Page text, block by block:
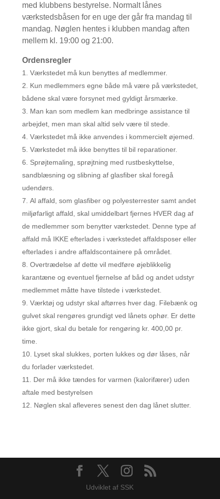
med klubbens bestyrelse. Normalt lånes
værkstedsbåsen for en uge der går fra mandag til
mandag. Nøglen hentes i klubben mandag aften
mellem kl. 19:00 og 21:00.
Ordensregler
Værkstedet må kun benyttes af medlemmer.
Kun medlemmers egne både må være på værkstedet,
bådene skal være forsynet med gyldigt årsmærke.
Man kan som medlem kan medbringe assistance til
arbejdet, men man skal altid selv være til stede.
Værkstedet må ikke anvendes i kommercielt øjemed.
Værkstedet må ikke benyttes til bil reparationer.
Sprøjtemaling, sprøjtning med rustbeskyttelse,
sandblæsning og slibning af glasfiber skal foregå
udendørs.
Al affald, som glasfiber og polyesterrester samt andet
miljøfarligt affald, skal umiddelbart fjernes HVER dag af
de medlemmer som benytter værkstedet. Denne type af
affald må IKKE efterlades i værkstedet affaldsposer eller
efterlades i andre affaldscontainere på området.
Overtrædelse af dette vil medføre øjeblikkelig
karantæne og eventuel fjernelse af båd og andet udstyr
medlemmet måtte have tilstede i værkstedet.
Værktøj og udstyr skal aftørres hver dag. Filebænk og
gulvet skal rengøres grundigt ved lånets ophør. Er dette
ikke gjort, skal du betale for rengøring kr. 400,00 pr.
time.
Lyset skal slukkes, porten lukkes og dør låses, når
du forlader værkstedet.
Der må ikke tændes for varmen (kalorifærer) uden
aftale med bestyrelsen
Nøglen skal afleveres senest den dag lånet slutter.
Udviklet af SSK